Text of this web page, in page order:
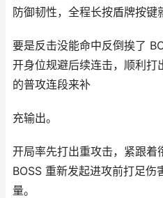
防御韧性，全程长按盾牌按键
要是反击没能命中反倒挨了
开身位规避后续连击，顺利打
的普攻连段来补
充输出。
开局率先打出重攻击，紧跟着
BOSS 重新发起进攻前打足伤
量。